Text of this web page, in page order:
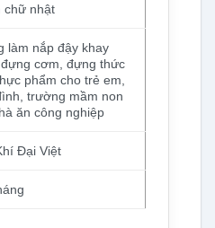
chữ nhật
làm nắp đậy khay
cơm, đựng thức
phẩm cho trẻ em,
trường mầm non
ăn công nghiệp
Đại Việt